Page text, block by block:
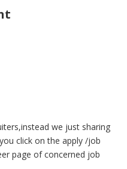
we just sharing
click on the apply /job
page of concerned job